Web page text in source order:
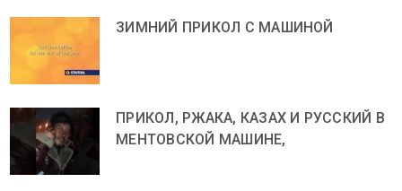
ЗИМНИЙ ПРИКОЛ С МАШИНОЙ
ПРИКОЛ, РЖАКА, КАЗАХ И РУССКИЙ В
МЕНТОВСКОЙ МАШИНЕ,